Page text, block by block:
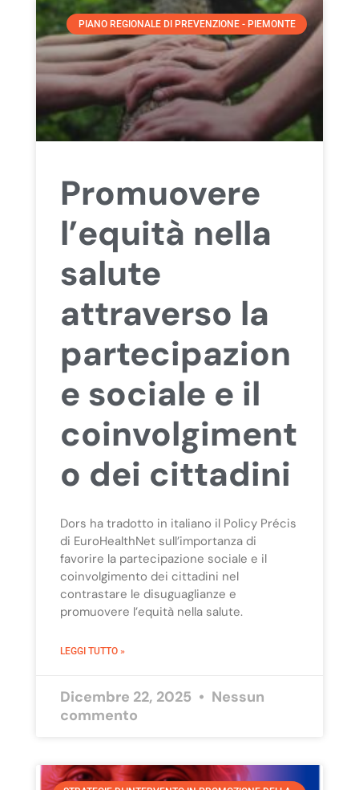
PIANO REGIONALE DI PREVENZIONE - PIEMONTE
Promuovere
l’equità nella
salute
attraverso la
partecipazion
e sociale e il
coinvolgiment
o dei cittadini
Dors ha tradotto in italiano il Policy Précis
di EuroHealthNet sull’importanza di
favorire la partecipazione sociale e il
coinvolgimento dei cittadini nel
contrastare le disuguaglianze e
promuovere l’equità nella salute.
LEGGI TUTTO »
Dicembre 22, 2025
Nessun
commento